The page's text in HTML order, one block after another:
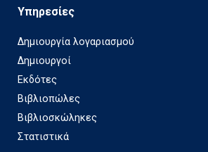
Υπηρεσίες
Δημιουργία λογαριασμού
Δημιουργοί
Εκδότες
Βιβλιοπώλες
Βιβλιοσκώληκες
Στατιστικά